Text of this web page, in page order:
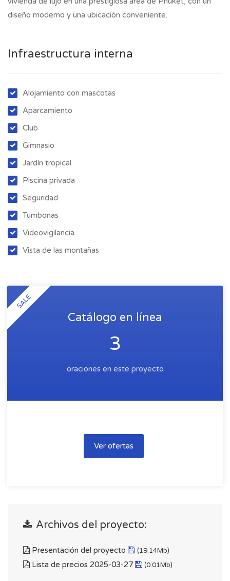
diseño moderno y una ubicación conveniente.
Infraestructura interna
Alojamiento con mascotas
Aparcamiento
Club
Gimnasio
Jardín tropical
Piscina privada
Seguridad
Tumbonas
Videovigilancia
Vista de las montañas
SALE
Catálogo en línea
3
oraciones en este proyecto
Ver ofertas
Archivos del proyecto:
Presentación del proyecto (19.14Mb)
Lista de precios 2025-03-27 (0.01Mb)